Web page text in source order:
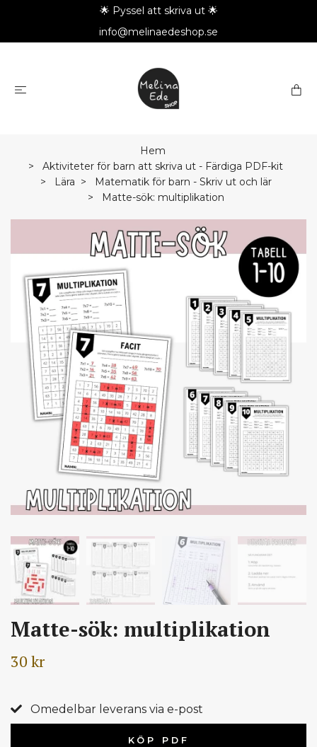
🌟 Pyssel att skriva ut 🌟
info@melinaedeshop.se
Hem
Aktiviteter för barn att skriva ut - Färdiga PDF-kit
Lära
Matematik för barn - Skriv ut och lär
Matte-sök: multiplikation
Matte-sök: multiplikation
30 kr
Omedelbar leverans via e-post
KÖP PDF